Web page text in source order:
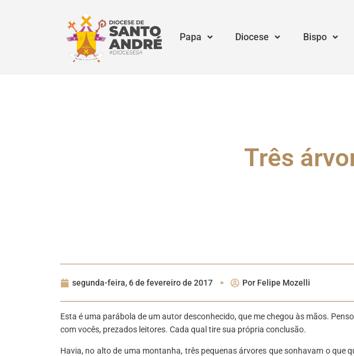
Papa Diocese Bispo
Três
segunda-feira, 6 de fevereiro de 2017 Por Felipe Mozelli
Esta é uma parábola de um autor desconhecido, que me chegou às mãos.
com vocês, prezados leitores. Cada qual tire sua própria conclusão.
Havia, no alto de uma montanha, três pequenas árvores que sonhavam o que